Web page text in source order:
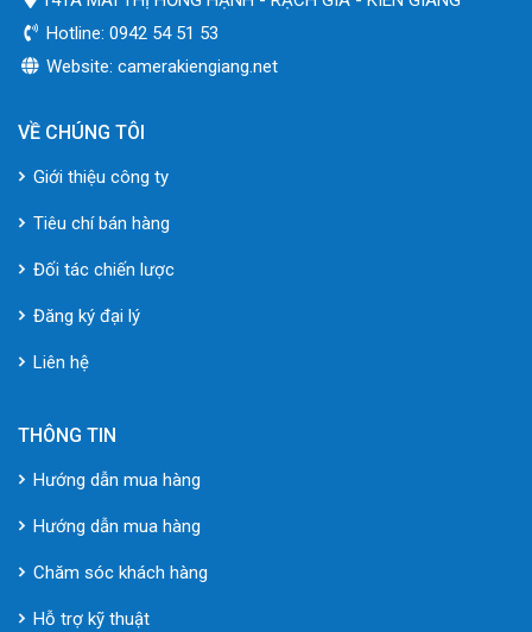
Hotline: 0942 54 51 53
Website: camerakiengiang.net
VỀ CHÚNG TÔI
Giới thiệu công ty
Tiêu chí bán hàng
Đối tác chiến lược
Đăng ký đại lý
Liên hệ
THÔNG TIN
Hướng dẫn mua hàng
Hướng dẫn mua hàng
Chăm sóc khách hàng
Hỗ trợ kỹ thuật